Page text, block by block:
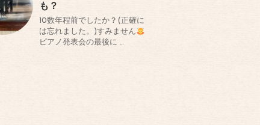
も？
10数年程前でしたか？(正確に
は忘れました。)すみません
ピアノ発表会の最後に …